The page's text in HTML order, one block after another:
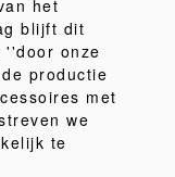
het
blijft dit
''door onze
productie
met
we
te